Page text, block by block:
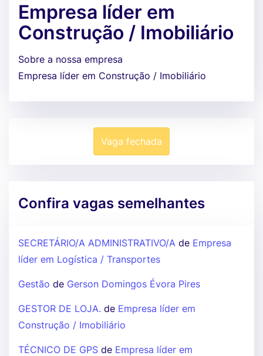
Empresa líder em
Construção / Imobiliário
Sobre a nossa empresa
Empresa líder em Construção / Imobiliário
Vaga fechada
Confira vagas semelhantes
SECRETÁRIO/A ADMINISTRATIVO/A de Empresa
líder em Logística / Transportes
Gestão de Gerson Domingos Évora Pires
GESTOR DE LOJA. de Empresa líder em
Construção / Imobiliário
TÉCNICO DE GPS de Empresa líder em